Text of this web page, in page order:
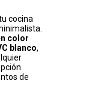
cocina
color
blanco,
de